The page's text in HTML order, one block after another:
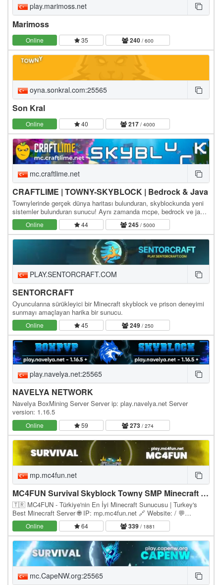
play.marimoss.net
Marimoss
Online 35 240 / 600
oyna.sonkral.com:25565
Son Kral
Online 40 217 / 4000
mc.craftlime.net
CRAFTLIME | TOWNY-SKYBLOCK | Bedrock & Java
Townylerinde gerçek dünya haritası bulunduran, skyblockunda yeni
sistemler bulunduran sunucu! Aynı zamanda mcpe, bedrock ve java
ile bağlanabilirsiniz! Java ip bilgiler:…
Online 44 245 / 5000
PLAY.SENTORCRAFT.COM
SENTORCRAFT
Oyuncularına sürükleyici bir Minecraft skyblock ve prison deneyimi
sunmayı amaçlayan harika bir sunucu.
Online 45 249 / 250
play.navelya.net:25565
NAVELYA NETWORK
Navelya BoxMining Server Server ip: play.navelya.net Server
version: 1.16.5
Online 59 273 / 274
mp.mc4fun.net
MC4FUN Survival Skyblock Towny SMP Minecraft Türk Sunucusu
🇹🇷 MC4FUN - Türkiye'nin En İyi Minecraft Sunucusu | Turkey's
Best Minecraft Server 🌐 IP: mp.mc4fun.net 🔗 Website: / 💬
Discord: discord.gg/mc4fun ⚙️ Version: Paper 1.21.x…
Online 64 339 / 1881
mc.CapeNW.org:25565